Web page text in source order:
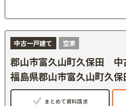
中古一戸建て 空家
郡山市富久山町久保田 中
福島県郡山市富久山町久保
まとめて資料請求